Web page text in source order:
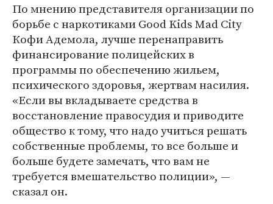
По мнению представителя организации по
борьбе с наркотиками Good Kids Mad City
Кофи Адемола, лучше перенаправить
финансирование полицейских в
программы по обеспечению жильем,
психического здоровья, жертвам насилия.
«Если вы вкладываете средства в
восстановление правосудия и приводите
общество к тому, что надо учиться решать
собственные проблемы, то все больше и
больше будете замечать, что вам не
требуется вмешательство полиции», —
сказал он.